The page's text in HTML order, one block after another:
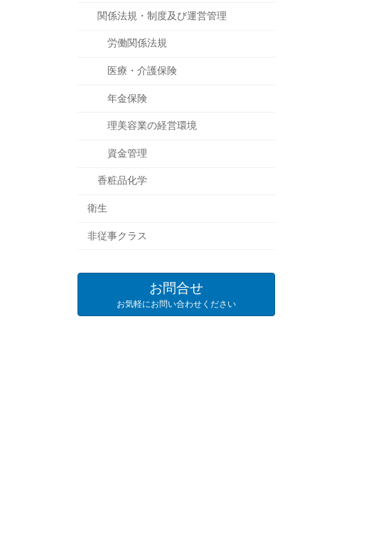
関係法規・制度及び運営管理
労働関係法規
医療・介護保険
年金保険
理美容業の経営環境
資金管理
香粧品化学
衛生
非従事クラス
お問合せ
お気軽にお問い合わせください